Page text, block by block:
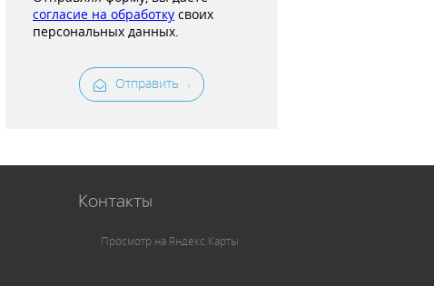
согласие на обработку своих
персональных данных.
Отправить
Контакты
Просмотр на Яндекс.Карты